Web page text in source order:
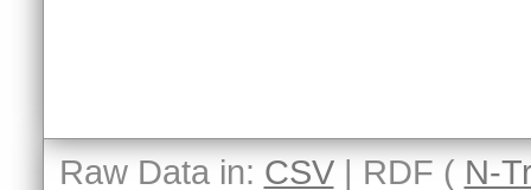
Raw Data in: CSV| RDF ( N-